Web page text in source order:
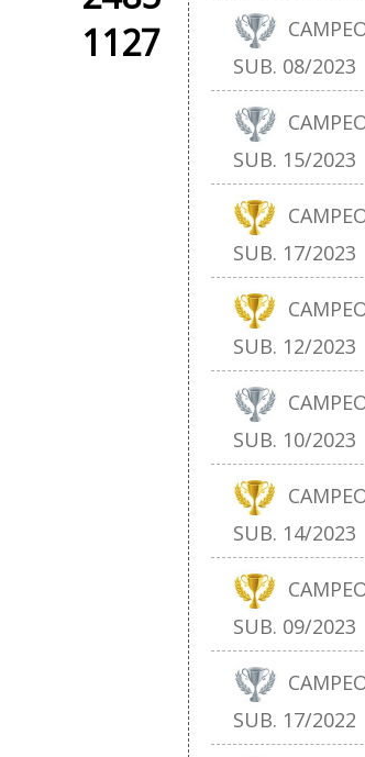
1127
SUB. 08/2023
SUB. 15/2023
SUB. 17/2023
SUB. 12/2023
SUB. 10/2023
SUB. 14/2023
SUB. 09/2023
SUB. 17/2022